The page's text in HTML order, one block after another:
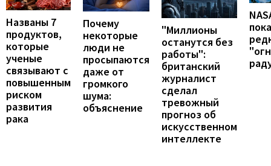
Названы 7
продуктов,
которые
ученые
связывают с
повышенным
риском
развития
рака
Почему
некоторые
люди не
просыпаются
даже от
громкого
шума:
объяснение
"Миллионы
останутся без
работы":
британский
журналист
сделал
тревожный
прогноз об
искусственном
интеллекте